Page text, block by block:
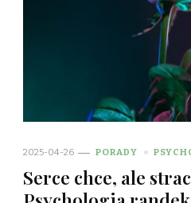
2025-04-26 PORADY
Serce chce, ale